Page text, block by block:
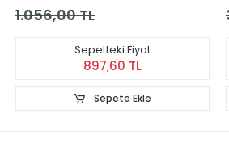
1.056,00 TL
Sepetteki Fiyat
897,60 TL
Sepete Ekle